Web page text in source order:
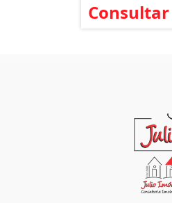
Consultar